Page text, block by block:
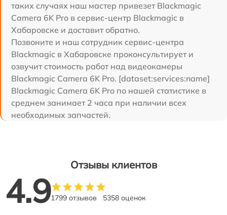
таких случаях наш мастер привезет Blackmagic
Camera 6K Pro в сервис-центр Blackmagic в
Хабаровске и доставит обратно.
Позвоните и наш сотрудник сервис-центра
Blackmagic в Хабаровске проконсультирует и
озвучит стоимость работ над видеокамеры
Blackmagic Camera 6K Pro. [dataset:services:name]
Blackmagic Camera 6K Pro по нашей статистике в
среднем занимает 2 часа при наличии всех
необходимых запчастей.
Отзывы клиентов
4.91799 отзывов 5358 оценок